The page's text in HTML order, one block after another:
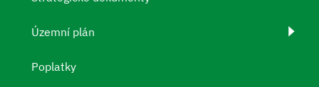
Územní plán
Poplatky